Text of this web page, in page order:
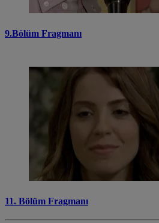
9.Bölüm Fragmanı
11. Bölüm Fragmanı